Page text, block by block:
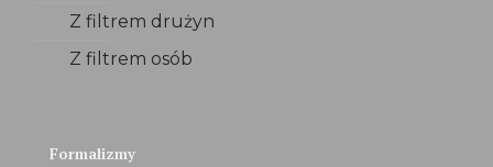
Z filtrem drużyn
Z filtrem osób
Formalizmy